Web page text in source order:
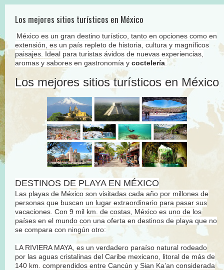
Los mejores sitios turísticos en México
México es un gran destino turístico, tanto en opciones como en
extensión, es un país repleto de historia, cultura y magníficos
paisajes. Ideal para turistas ávidos de nuevas experiencias,
aromas y sabores en gastronomía y coctelería
Los mejores sitios turísticos en México
DESTINOS DE PLAYA EN MÉXICO
Las playas de México son visitadas cada año por millones de
personas que buscan un lugar extraordinario para pasar sus
vacaciones. Con 9 mil km. de costas, México es uno de los
países en el mundo con una oferta en destinos de playa que no
se compara con ningún otro:
LA RIVIERA MAYA, es un verdadero paraíso natural rodeado
por las aguas cristalinas del Caribe mexicano, litoral de más de
140 km. comprendidos entre Cancún y Sian Ka’an considerada